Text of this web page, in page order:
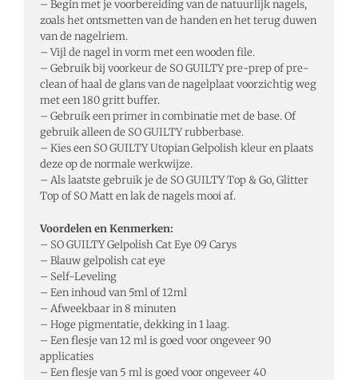
– Begin met je voorbereiding van de natuurlijk nagels,
zoals het ontsmetten van de handen en het terug duwen
van de nagelriem.
– Vijl de nagel in vorm met een wooden file.
– Gebruik bij voorkeur de SO GUILTY pre-prep of pre-
clean of haal de glans van de nagelplaat voorzichtig weg
met een 180 gritt buffer.
– Gebruik een primer in combinatie met de base. Of
gebruik alleen de SO GUILTY rubberbase.
– Kies een SO GUILTY Utopian Gelpolish kleur en plaats
deze op de normale werkwijze.
– Als laatste gebruik je de SO GUILTY Top & Go, Glitter
Top of SO Matt en lak de nagels mooi af.
Voordelen en Kenmerken:
– SO GUILTY Gelpolish Cat Eye 09 Carys
– Blauw gelpolish cat eye
– Self-Leveling
– Een inhoud van 5ml of 12ml
– Afweekbaar in 8 minuten
– Hoge pigmentatie, dekking in 1 laag.
– Een flesje van 12 ml is goed voor ongeveer 90
applicaties
– Een flesje van 5 ml is goed voor ongeveer 40